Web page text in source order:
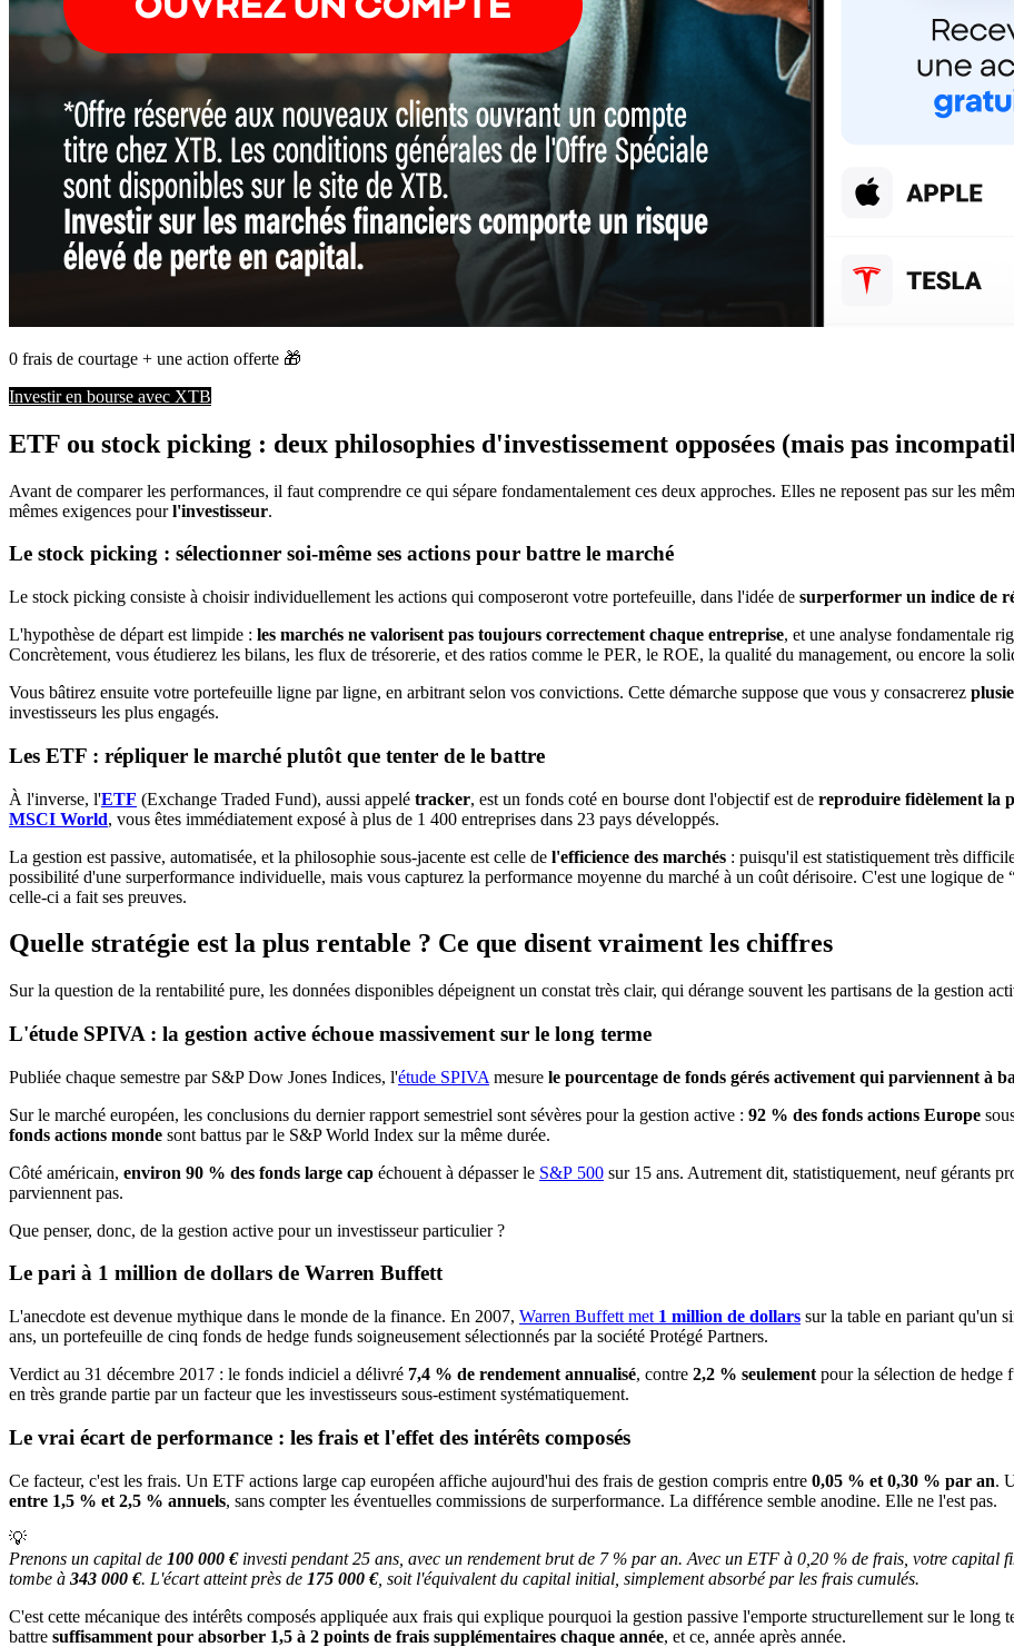
0 frais de courtage + une action offerte 🎁
Investir en bourse avec XTB
ETF ou stock picking : deux philosophies d'investissement opposées (mais pas
Avant de comparer les performances, il faut comprendre ce qui sépare fondamentalement ces deux approches. Elles ne reposent pas sur les
mêmes exigences pourl'investisseur.
Le stock picking : sélectionner soi-même ses actions pour battre le marché
Le stock picking consiste à choisir individuellement les actions qui composeront votre portefeuille, dans l'idée de surperformer un indice de
L'hypothèse de départ est limpide : les marchés ne valorisent pas toujours correctement chaque entreprise, et une analyse fondamentale
Concrètement, vous étudierez les bilans, les flux de trésorerie, et des ratios comme le PER, le ROE, la qualité du management, ou encore la
Vous bâtirez ensuite votre portefeuille ligne par ligne, en arbitrant selon vos convictions. Cette démarche suppose que vous y consacrerez
investisseurs les plus engagés.
Les ETF : répliquer le marché plutôt que tenter de le battre
À l'inverse, l'ETF (Exchange Traded Fund), aussi appelé tracker, est un fonds coté en bourse dont l'objectif est de reproduire fidèlement la
MSCI World, vous êtes immédiatement exposé à plus de 1 400 entreprises dans 23 pays développés.
La gestion est passive, automatisée, et la philosophie sous-jacente est celle de l'efficience des marchés : puisqu'il est statistiquement très
possibilité d'une surperformance individuelle, mais vous capturez la performance moyenne du marché à un coût dérisoire. C'est une logique de
celle-ci a fait ses preuves.
Quelle stratégie est la plus rentable ? Ce que disent vraiment les chiffres
Sur la question de la rentabilité pure, les données disponibles dépeignent un constat très clair, qui dérange souvent les partisans de la gestion
L'étude SPIVA : la gestion active échoue massivement sur le long terme
Publiée chaque semestre par S&P Dow Jones Indices, l'étude SPIVA mesure le pourcentage de fonds gérés activement qui parviennent à
Sur le marché européen, les conclusions du dernier rapport semestriel sont sévères pour la gestion active : 92 % des fonds actions Europe
fonds actions monde sont battus par le S&P World Index sur la même durée.
Côté américain, environ 90 % des fonds large cap échouent à dépasser le S&P 500 sur 15 ans. Autrement dit, statistiquement, neuf gérants
parviennent pas.
Que penser, donc, de la gestion active pour un investisseur particulier ?
Le pari à 1 million de dollars de Warren Buffett
L'anecdote est devenue mythique dans le monde de la finance. En 2007, Warren Buffett met 1 million de dollars sur la table en pariant qu'un
ans, un portefeuille de cinq fonds de hedge funds soigneusement sélectionnés par la société Protégé Partners.
Verdict au 31 décembre 2017 : le fonds indiciel a délivré 7,4 % de rendement annualisé, contre 2,2 % seulement pour la sélection de hedge
en très grande partie par un facteur que les investisseurs sous-estiment systématiquement.
Le vrai écart de performance : les frais et l'effet des intérêts composés
Ce facteur, c'est les frais. Un ETF actions large cap européen affiche aujourd'hui des frais de gestion compris entre 0,05 % et 0,30 % par an.
entre 1,5 % et 2,5 % annuels, sans compter les éventuelles commissions de surperformance. La différence semble anodine. Elle ne l'est pas.
💡
Prenons un capital de 100 000 € investi pendant 25 ans, avec un rendement brut de 7 % par an. Avec un ETF à 0,20 % de frais, votre capital
tombe à 343 000 €. L'écart atteint près de 175 000 €, soit l'équivalent du capital initial, simplement absorbé par les frais cumulés.
C'est cette mécanique des intérêts composés appliquée aux frais qui explique pourquoi la gestion passive l'emporte structurellement sur le
battre suffisamment pour absorber 1,5 à 2 points de frais supplémentaires chaque année, et ce, année après année.